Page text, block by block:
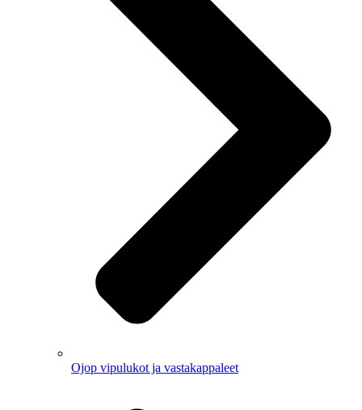
Ojop vipulukot ja vastakappaleet